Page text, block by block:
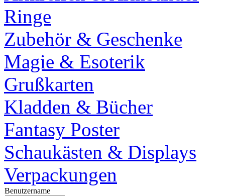
Ringe
Zubehör & Geschenke
Magie & Esoterik
Grußkarten
Kladden & Bücher
Fantasy Poster
Schaukästen & Displays
Verpackungen
Benutzername